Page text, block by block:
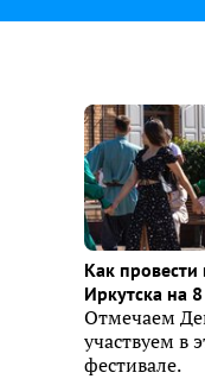
Как
Иркутска на
Отмечаем
участвуем в
фестивале.